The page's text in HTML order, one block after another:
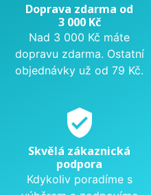
Doprava zdarma od
3 000 Kč
Nad 3 000 Kč máte
dopravu zdarma. Ostatní
objednávky už od 79 Kč.
verified_user
Skvělá zákaznická
podpora
Kdykoliv poradíme s